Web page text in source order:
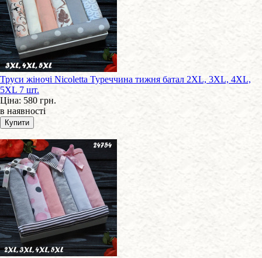
Труси жіночі Nicoletta Туреччина тижня батал 2XL, 3XL, 4XL,
5XL 7 шт.
Ціна: 580 грн.
в наявності